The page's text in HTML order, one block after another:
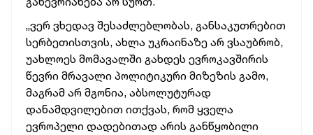
„ვერ ვხედავ შესაძლებლობას, განსაკუთრებით
სერბეთისთვის, ახლა უკრაინაზე არ ვსაუბრობ,
უახლოეს მომავალში გახდეს ევროკავშირის
წევრი მრავალი პოლიტიკური მიზეზის გამო,
მაგრამ არ მგონია, აბსოლუტურად
დანამდვილებით ითქვას, რომ ყველა
ევროპელი დადებითად არის განწყობილი